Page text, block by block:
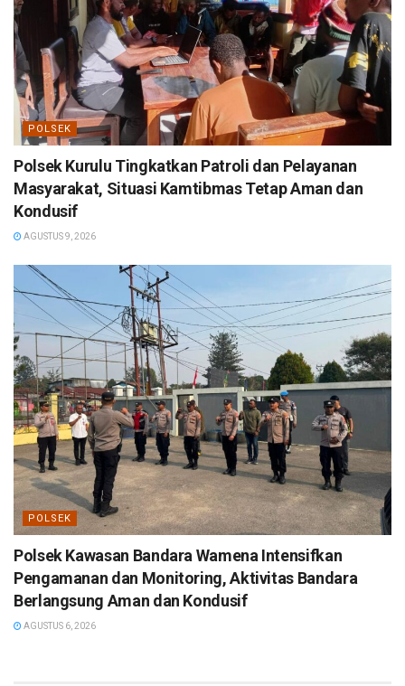
POLSEK
Polsek Kurulu Tingkatkan Patroli dan Pelayanan
Masyarakat, Situasi Kamtibmas Tetap Aman dan
Kondusif
AGUSTUS 9, 2026
POLSEK
Polsek Kawasan Bandara Wamena Intensifkan
Pengamanan dan Monitoring, Aktivitas Bandara
Berlangsung Aman dan Kondusif
AGUSTUS 6, 2026